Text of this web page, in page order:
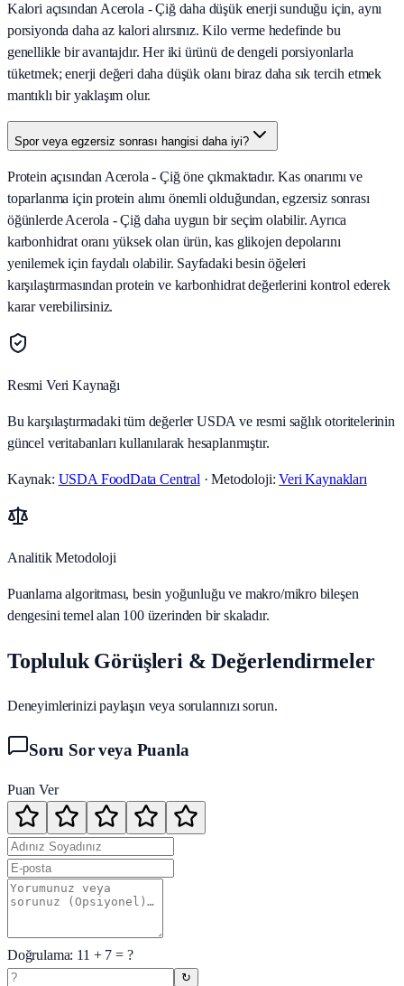
Kalori açısından Acerola - Çiğ daha düşük enerji sunduğu için, aynı
porsiyonda daha az kalori alırsınız. Kilo verme hedefinde bu
genellikle bir avantajdır. Her iki ürünü de dengeli porsiyonlarla
tüketmek; enerji değeri daha düşük olanı biraz daha sık tercih etmek
mantıklı bir yaklaşım olur.
Spor veya egzersiz sonrası hangisi daha iyi?
Protein açısından Acerola - Çiğ öne çıkmaktadır. Kas onarımı ve
toparlanma için protein alımı önemli olduğundan, egzersiz sonrası
öğünlerde Acerola - Çiğ daha uygun bir seçim olabilir. Ayrıca
karbonhidrat oranı yüksek olan ürün, kas glikojen depolarını
yenilemek için faydalı olabilir. Sayfadaki besin öğeleri
karşılaştırmasından protein ve karbonhidrat değerlerini kontrol ederek
karar verebilirsiniz.
Resmi Veri Kaynağı
Bu karşılaştırmadaki tüm değerler USDA ve resmi sağlık otoritelerinin
güncel veritabanları kullanılarak hesaplanmıştır.
Kaynak: USDA FoodData Central · Metodoloji:Veri Kaynakları
Analitik Metodoloji
Puanlama algoritması, besin yoğunluğu ve makro/mikro bileşen
dengesini temel alan 100 üzerinden bir skaladır.
Topluluk Görüşleri & Değerlendirmeler
Deneyimlerinizi paylaşın veya sorularınızı sorun.
Soru Sor veya Puanla
Puan Ver
Doğrulama: 11 + 7 = ?
↻